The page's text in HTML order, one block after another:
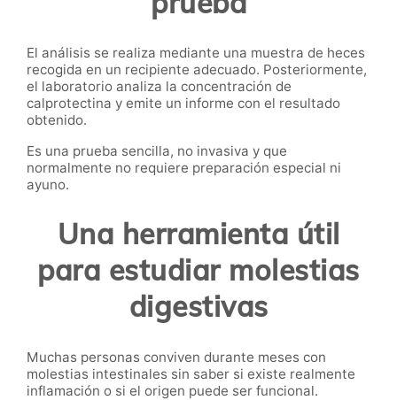
El análisis se realiza mediante una muestra de heces
recogida en un recipiente adecuado. Posteriormente,
el laboratorio analiza la concentración de
calprotectina y emite un informe con el resultado
obtenido.
Es una prueba sencilla, no invasiva y que
normalmente no requiere preparación especial ni
ayuno.
Una herramienta útil
para estudiar molestias
digestivas
Muchas personas conviven durante meses con
molestias intestinales sin saber si existe realmente
inflamación o si el origen puede ser funcional.